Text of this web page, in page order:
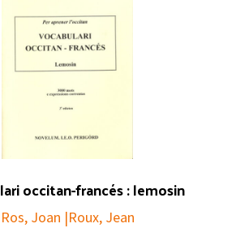
occitan-francés : lemosin
Ros, Joan |Roux, Jean